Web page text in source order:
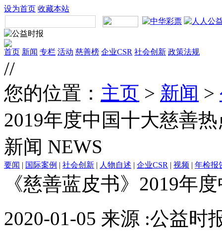
设为首页 收藏本站
首页 新闻 专栏 活动 慈善榜 企业CSR 社会创新 政策法规
//
您的位置： 主页 > 新闻 >
2019年度中国十大慈善
新闻 NEWS
要闻 | 国际案例 | 社会创新 | 人物自述 | 企业CSR | 视频 | 年检报
《慈善蓝皮书》2019年
2020-01-05 来源 :公益时